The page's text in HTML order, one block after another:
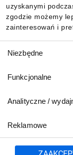
uzyskanymi
zgodzie możemy
zainteresowań i
zgody
Niezbędne
Funkcjonalne
Analityczne /
Reklamowe